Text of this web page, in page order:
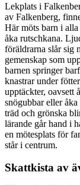
Lekplats i
av Falkenberg,
Här möts barn i
åka rutschkana.
föräldrarna slår sig
gemenskap som
barnen springer
knastrar under
upptäckter, oavsett
snögubbar eller
träd och grönska
lärande går hand i
en mötesplats för
står i centrum.
Skattkista av